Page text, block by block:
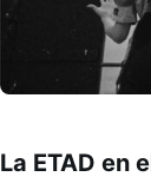
La ETAD en